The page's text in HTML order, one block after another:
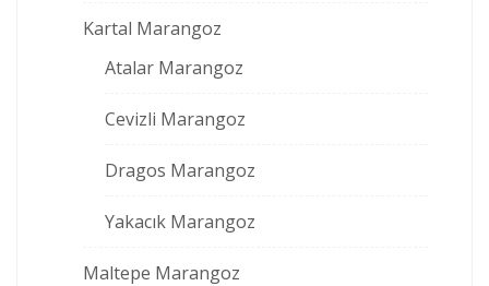
Kartal Marangoz
Atalar Marangoz
Cevizli Marangoz
Dragos Marangoz
Yakacık Marangoz
Maltepe Marangoz